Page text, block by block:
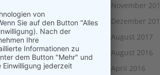
November
Dezember
August 2017
August 2016
April 2016